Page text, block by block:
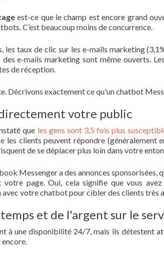
est-ce que le champ est encore grand
C’est beaucoup moins de concurrence.
les taux de clic sur les e-mails marketing
des e-mails marketing sont même ouverts.
de réception.
Décrivons exactement ce qu'un chatbot
votre public
que les gens sont 3,5 fois plus
les clients peuvent répondre (généralement
de se déplacer plus loin dans votre
Messenger a des annonces
page. Oui, cela signifie que vous
avec votre chatbot pour cibler des clients très
temps et de l'argent sur le
à une disponibilité 24/7, mais ils détestent
encore.